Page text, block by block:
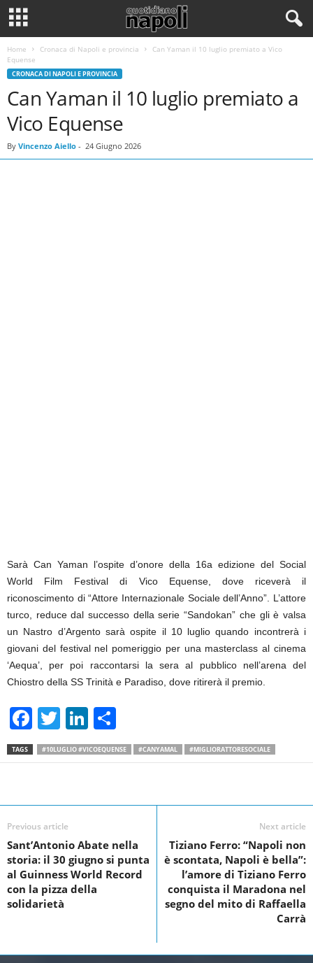
Home Cronaca di Napoli e provincia
Can Yaman il 10 luglio premiato a Vico
Equense
CRONACA DI NAPOLI E PROVINCIA
Can Yaman il 10 luglio premiato a
Vico Equense
By Vincenzo Aiello - 24 Giugno 2026
Sarà Can Yaman l’ospite d’onore della 16a edizione del Social
World Film Festival di Vico Equense, dove riceverà il
riconoscimento di “Attore Internazionale Sociale dell’Anno”. L’attore
turco, reduce dal successo della serie “Sandokan” che gli è valsa
un Nastro d’Argento sarà ospite il 10 luglio quando incontrerà i
giovani del festival nel pomeriggio per una masterclass al cinema
‘Aequa’, per poi raccontarsi la sera al pubblico nell’arena del
Chiostro della SS Trinità e Paradiso, dove ritirerà il premio.
F
a
c
b
o
o
k
T
wi
tt
Li
n
k
dI
h
ar
TAGS #10LUGLIO #VICOEQUENSE #CANYAMAL #MIGLIORATTORESOCIALE
Previous article
Sant’Antonio Abate nella
storia: il 30 giugno si punta
al Guinness World Record
con la pizza della
solidarietà
Next article
Tiziano Ferro: “Napoli non
è scontata, Napoli è bella”:
l’amore di Tiziano Ferro
conquista il Maradona nel
segno del mito di Raffaella
Carrà